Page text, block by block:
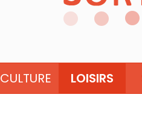
CULTURE LOISIRS